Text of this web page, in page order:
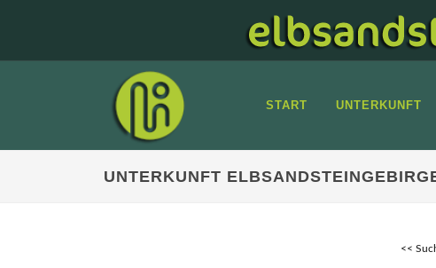
START UNTERKUNFT
UNTERKUNFT
<<